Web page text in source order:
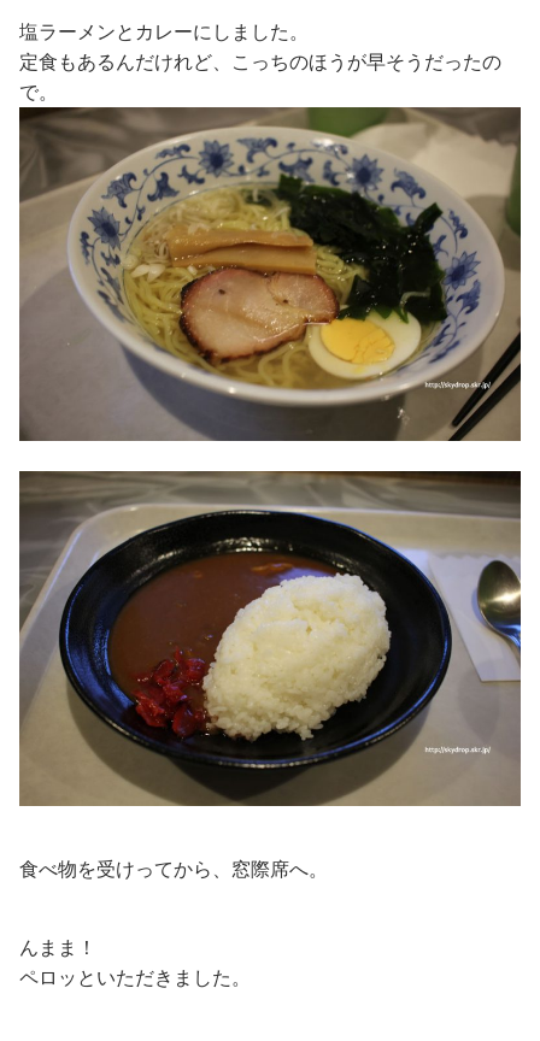
塩ラーメンとカレーにしました。
定食もあるんだけれど、こっちのほうが早そうだったの
で。
食べ物を受けってから、窓際席へ。
んまま！
ペロッといただきました。